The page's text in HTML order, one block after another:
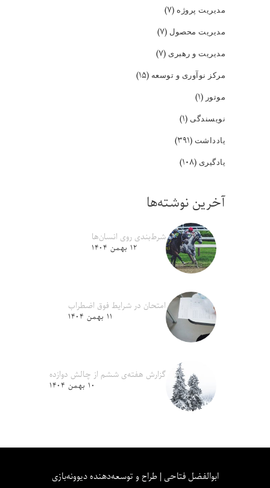
مدیریت پروژه (۷)
مدیریت محصول (۷)
مدیریت و رهبری (۷)
مرکز نوآوری و توسعه (۱۵)
موتور (۱)
نویسندگی (۱)
یادداشت (۳۹۱)
یادگیری (۱۰۸)
آخرین نوشته‌ها
شرط‌بندی روی انسان‌ها
۱۲ بهمن ۱۴۰۴
امتحان در شرایط فوق اضطراب
۱۱ بهمن ۱۴۰۴
گزارش هفته‌ی ششم از چالش دوازده
۱۰ بهمن ۱۴۰۴
ابوالفضل فتاحی | طراح و توسعه‌دهنده دیوونه‌بازی